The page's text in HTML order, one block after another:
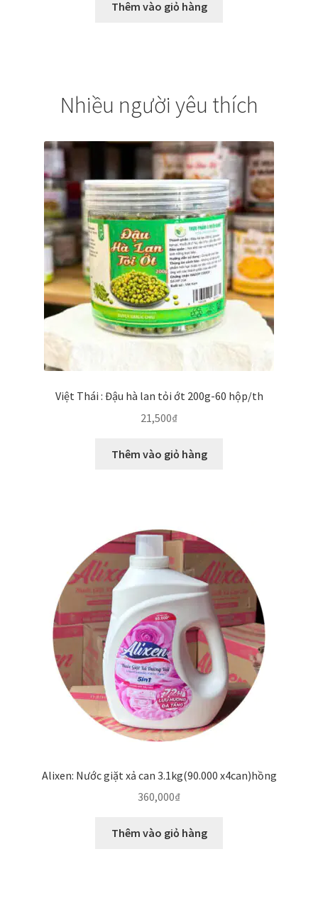
Thêm vào giỏ hàng
Nhiều người yêu thích
Việt Thái : Đậu hà lan tỏi ớt 200g-60 hộp/th
21,500₫
Thêm vào giỏ hàng
Alixen: Nước giặt xả can 3.1kg(90.000 x4can)hồng
360,000₫
Thêm vào giỏ hàng